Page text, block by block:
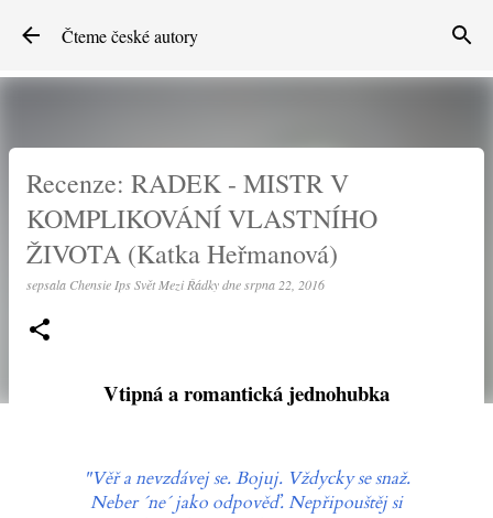
Přeskočit na hlavní obsah
Čteme české autory
Recenze: RADEK - MISTR V
KOMPLIKOVÁNÍ VLASTNÍHO
ŽIVOTA (Katka Heřmanová)
sepsala Chensie Ips Svět Mezi Řádkydnesrpna 22, 2016
Vtipná a romantická jednohubka
"Věř a nevzdávej se. Bojuj. Vždycky se snaž.
Neber ´ne´ jako odpověď. Nepřipouštěj si